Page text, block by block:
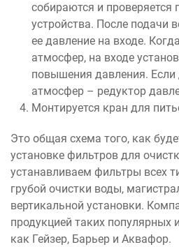
собираются и проверяется
устройства. После подачи
ее давление на входе.
атмосфер, на входе
повышения давления.
атмосфер – редуктор
Монтируется кран для
Это общая схема того, как
установке фильтров для
устанавливаем фильтры всех
грубой очистки воды,
вертикальной установки.
продукцией таких популярных
как Гейзер, Барьер и Аквафор.